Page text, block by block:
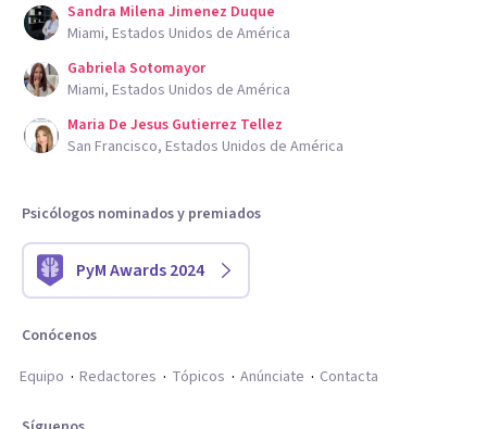
Sandra Milena Jimenez Duque
Miami, Estados Unidos de América
Gabriela Sotomayor
Miami, Estados Unidos de América
Maria De Jesus Gutierrez Tellez
San Francisco, Estados Unidos de América
Psicólogos nominados y premiados
PyM Awards 2024
Conócenos
Equipo
Redactores Tópicos Anúnciate Contacta